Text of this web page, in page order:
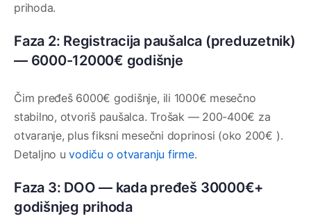
prihoda.
Faza 2: Registracija paušalca (preduzetnik)
— 6000-12000€ godišnje
Čim pređeš 6000€ godišnje, ili 1000€ mesečno
stabilno, otvoriš paušalca. Trošak — 200-400€ za
otvaranje, plus fiksni mesečni doprinosi (oko 200€ ).
Detaljno uvodiču o otvaranju firme.
Faza 3: DOO — kada pređeš 30000€+
godišnjeg prihoda